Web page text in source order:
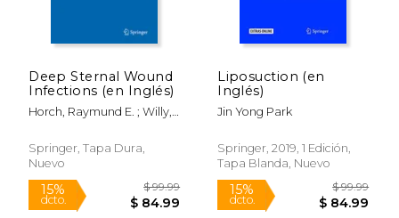
50%
dcto.
$ 270.21
$ 135.11
15%
dcto.
Deep Sternal Wound
Infections (en Inglés)
Horch, Raymund E. ; Willy,
Springer, Tapa Dura,
Nuevo
Liposuction (en
Inglés)
Jin Yong Park
Springer, 2019, 1 Edición,
Tapa Blanda, Nuevo